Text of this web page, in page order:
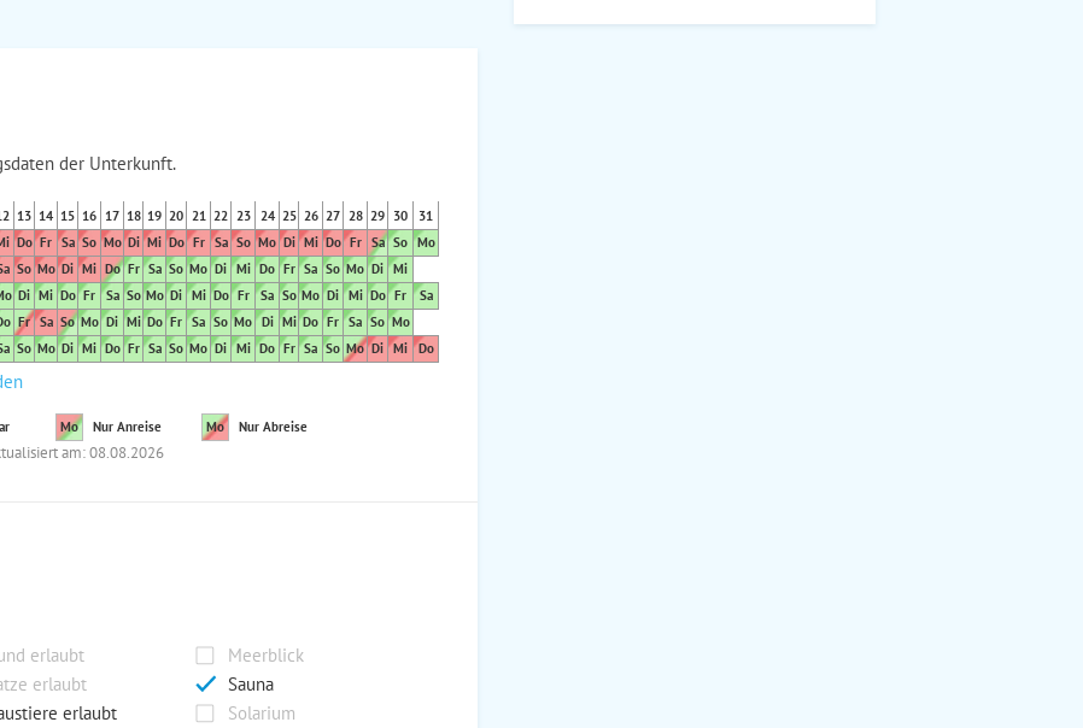
der Unterkunft.
13 14 15 16 17 18 19 20 21 22 23 24 25 26 27 28 29 30
31
Do Fr Sa So Mo Di Mi Do Fr Sa So Mo Di Mi Do Fr Sa So Mo
So Mo Di Mi Do Fr Sa So Mo Di Mi Do Fr Sa So Mo Di Mi
Di Mi Do Fr Sa So Mo Di Mi Do Fr Sa So Mo Di Mi Do Fr
Sa
Fr Sa So Mo Di Mi Do Fr Sa So Mo Di Mi Do Fr Sa So Mo
So Mo Di Mi Do Fr Sa So Mo Di Mi Do Fr Sa So Mo Di Mi Do
Mo Nur Anreise Mo Nur Abreise
am: 08.08.2026
erlaubt
Meerblick
erlaubt
Sauna
erlaubt
Solarium